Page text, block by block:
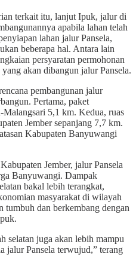
terkait itu, lanjut Ipuk, jalur di
apabila lahan telah
lahan jalur Pansela,
beberapa hal. Antara lain
persyaratan permohonan
akan dibangun jalur Pansela.
pembangunan jalur
Pertama, paket
5,1 km. Kedua, ruas
Jember sepanjang 7,7 km.
Kabupaten Banyuwangi
Jember, jalur Pansela
Banyuwangi. Dampak
bakal lebih terangkat,
masyarakat di wilayah
tumbuh dan berkembang dengan
selatan juga akan lebih mampu
jalur Pansela terwujud,” terang